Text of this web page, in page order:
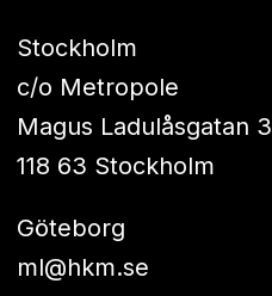
Stockholm
c/o Metropole
Magus Ladulåsgatan 3
118 63 Stockholm
Göteborg
ml@hkm.se